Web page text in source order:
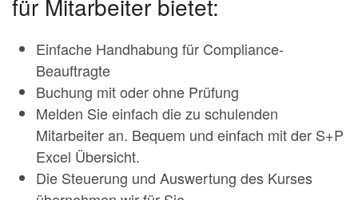
für Mitarbeiter bietet:
Einfache Handhabung für Compliance-
Beauftragte
Buchung mit oder ohne Prüfung
Melden Sie einfach die zu schulenden
Mitarbeiter an. Bequem und einfach mit der S+P
Excel Übersicht.
Die Steuerung und Auswertung des Kurses